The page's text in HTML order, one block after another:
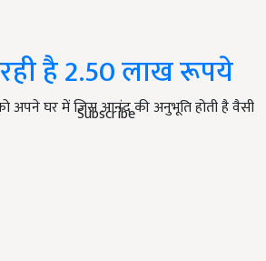
Subscribe
है 2.50 लाख रूपये
अपने घर में जिस आनंद की अनुभूति होती है वैसी